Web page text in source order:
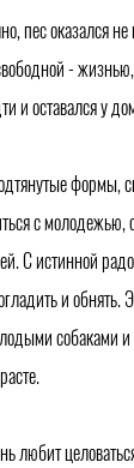
пес оказался
- жизнью,
и оставался у
формы,
с молодежью,
С истинной
и обнять.
собаками и
любит